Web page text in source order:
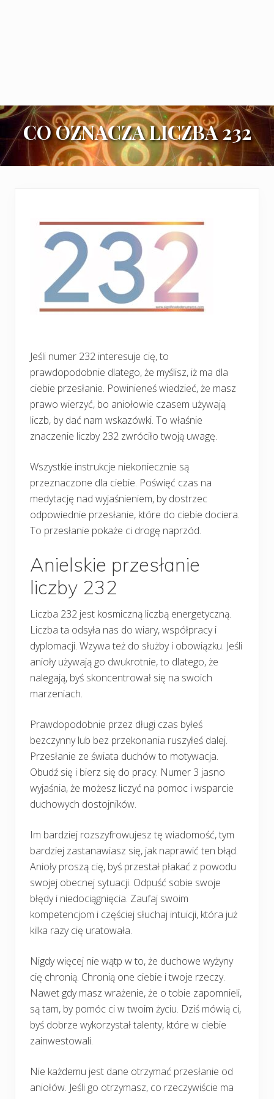
CO OZNACZA LICZBA 232
Jeśli numer 232 interesuje cię, to
prawdopodobnie dlatego, że myślisz, iż ma dla
ciebie przesłanie. Powinieneś wiedzieć, że masz
prawo wierzyć, bo aniołowie czasem używają
liczb, by dać nam wskazówki. To właśnie
znaczenie liczby 232 zwróciło twoją uwagę.
Wszystkie instrukcje niekoniecznie są
przeznaczone dla ciebie. Poświęć czas na
medytację nad wyjaśnieniem, by dostrzec
odpowiednie przesłanie, które do ciebie dociera.
To przesłanie pokaże ci drogę naprzód.
Anielskie przesłanie
liczby 232
Liczba 232 jest kosmiczną liczbą energetyczną.
Liczba ta odsyła nas do wiary, współpracy i
dyplomacji. Wzywa też do służby i obowiązku. Jeśli
anioły używają go dwukrotnie, to dlatego, że
nalegają, byś skoncentrował się na swoich
marzeniach.
Prawdopodobnie przez długi czas byłeś
bezczynny lub bez przekonania ruszyłeś dalej.
Przesłanie ze świata duchów to motywacja.
Obudź się i bierz się do pracy. Numer 3 jasno
wyjaśnia, że możesz liczyć na pomoc i wsparcie
duchowych dostojników.
Im bardziej rozszyfrowujesz tę wiadomość, tym
bardziej zastanawiasz się, jak naprawić ten błąd.
Anioły proszą cię, byś przestał płakać z powodu
swojej obecnej sytuacji. Odpuść sobie swoje
błędy i niedociągnięcia. Zaufaj swoim
kompetencjom i częściej słuchaj intuicji, która już
kilka razy cię uratowała.
Nigdy więcej nie wątp w to, że duchowe wyżyny
cię chronią. Chronią one ciebie i twoje rzeczy.
Nawet gdy masz wrażenie, że o tobie zapomnieli,
są tam, by pomóc ci w twoim życiu. Dziś mówią ci,
byś dobrze wykorzystał talenty, które w ciebie
zainwestowali.
Nie każdemu jest dane otrzymać przesłanie od
aniołów. Jeśli go otrzymasz, co rzeczywiście ma